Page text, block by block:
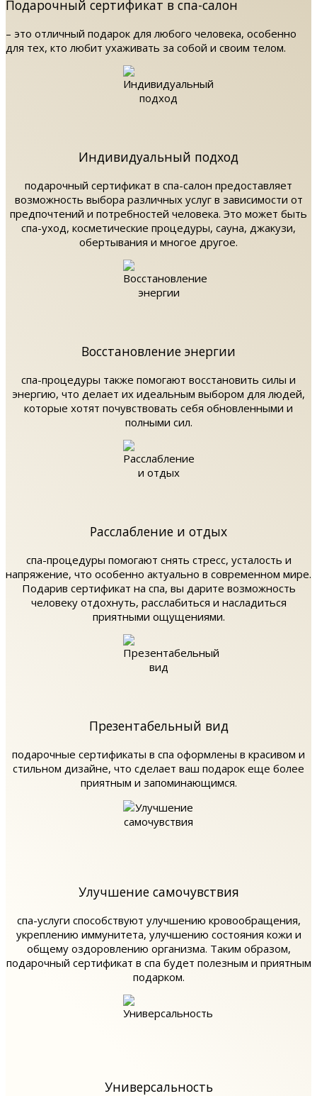
Подарочный сертификат в спа-салон
– это отличный подарок для любого человека, особенно
для тех, кто любит ухаживать за собой и своим телом.
Индивидуальный подход
подарочный сертификат в спа-салон предоставляет
возможность выбора различных услуг в зависимости от
предпочтений и потребностей человека. Это может быть
спа-уход, косметические процедуры, сауна, джакузи,
обертывания и многое другое.
Восстановление энергии
спа-процедуры также помогают восстановить силы и
энергию, что делает их идеальным выбором для людей,
которые хотят почувствовать себя обновленными и
полными сил.
Расслабление и отдых
спа-процедуры помогают снять стресс, усталость и
напряжение, что особенно актуально в современном мире.
Подарив сертификат на спа, вы дарите возможность
человеку отдохнуть, расслабиться и насладиться
приятными ощущениями.
Презентабельный вид
подарочные сертификаты в спа оформлены в красивом и
стильном дизайне, что сделает ваш подарок еще более
приятным и запоминающимся.
Улучшение самочувствия
спа-услуги способствуют улучшению кровообращения,
укреплению иммунитета, улучшению состояния кожи и
общему оздоровлению организма. Таким образом,
подарочный сертификат в спа будет полезным и приятным
подарком.
Универсальность